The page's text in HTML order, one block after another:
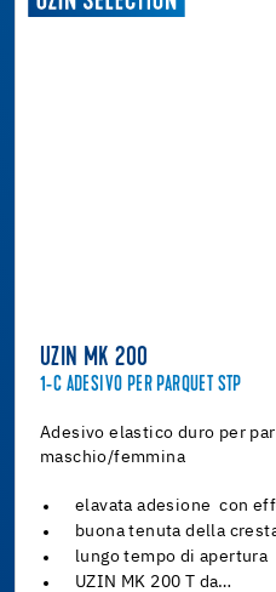
UZIN MK 200
1-C ADESIVO PER PARQUET STP
Adesivo elastico duro per
maschio/femmina
elavata adesione con
buona tenuta della
lungo tempo di apertura
UZIN MK 200 T da…